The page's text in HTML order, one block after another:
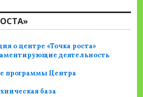
о центре «Точка роста»
деятельность
программы Центра
база